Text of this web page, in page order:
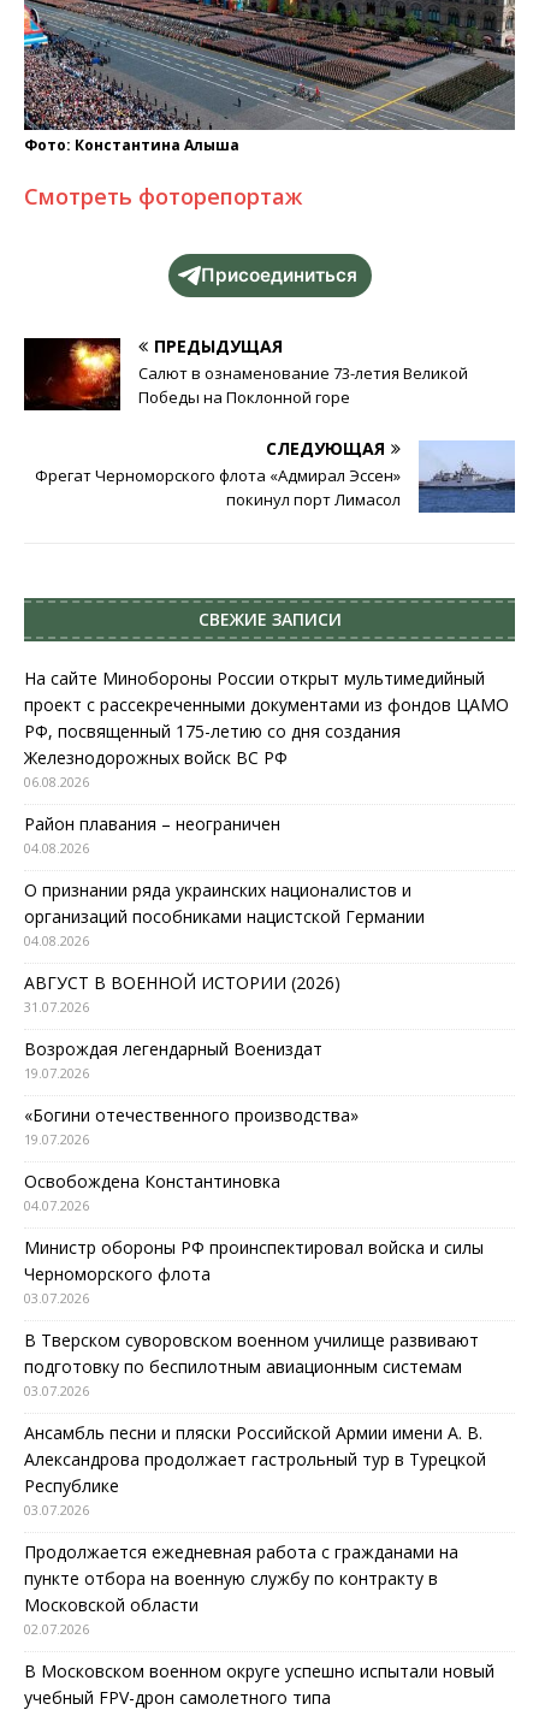
Фото: Константина Алыша
Смотреть фоторепортаж
Присоединиться
ПРЕДЫДУЩАЯ
Салют в ознаменование 73-летия Великой
Победы на Поклонной горе
СЛЕДУЮЩАЯ
Фрегат Черноморского флота «Адмирал Эссен»
покинул порт Лимасол
СВЕЖИЕ ЗАПИСИ
На сайте Минобороны России открыт мультимедийный
проект с рассекреченными документами из фондов ЦАМО
РФ, посвященный 175-летию со дня создания
Железнодорожных войск ВС РФ
06.08.2026
Район плавания – неограничен
04.08.2026
О признании ряда украинских националистов и
организаций пособниками нацистской Германии
04.08.2026
АВГУСТ В ВОЕННОЙ ИСТОРИИ (2026)
31.07.2026
Возрождая легендарный Воениздат
19.07.2026
«Богини отечественного производства»
19.07.2026
Освобождена Константиновка
04.07.2026
Министр обороны РФ проинспектировал войска и силы
Черноморского флота
03.07.2026
В Тверском суворовском военном училище развивают
подготовку по беспилотным авиационным системам
03.07.2026
Ансамбль песни и пляски Российской Армии имени А. В.
Александрова продолжает гастрольный тур в Турецкой
Республике
03.07.2026
Продолжается ежедневная работа с гражданами на
пункте отбора на военную службу по контракту в
Московской области
02.07.2026
В Московском военном округе успешно испытали новый
учебный FPV-дрон самолетного типа